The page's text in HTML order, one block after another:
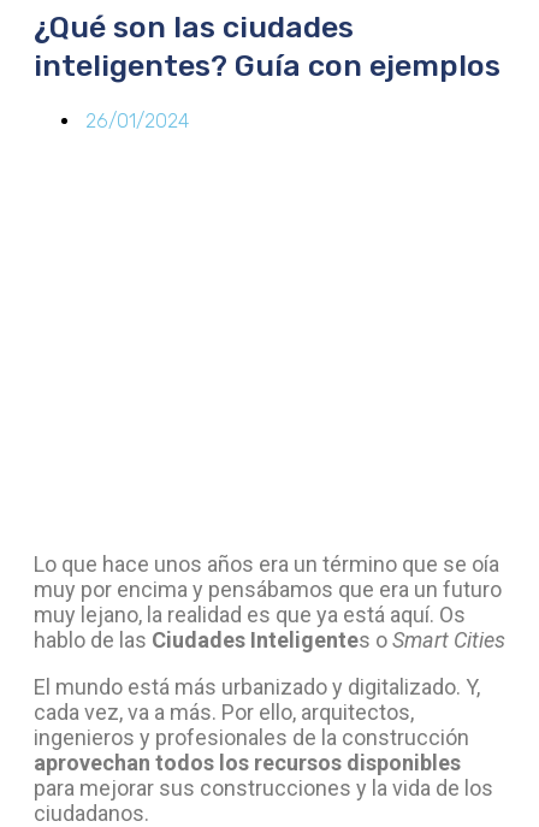
¿Qué son las ciudades
inteligentes? Guía con ejemplos
26/01/2024
Lo que hace unos años era un término que se oía
muy por encima y pensábamos que era un futuro
muy lejano, la realidad es que ya está aquí. Os
hablo de las Ciudades Inteligentes oSmart Cities
El mundo está más urbanizado y digitalizado. Y,
cada vez, va a más. Por ello, arquitectos,
ingenieros y profesionales de la construcción
aprovechan todos los recursos disponibles
para mejorar sus construcciones y la vida de los
ciudadanos.